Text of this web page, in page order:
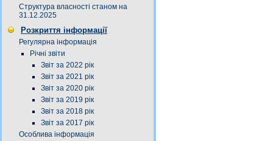
Структура власності станом на
31.12.2025
Розкриття інформації
Регулярна інформація
Річні звіти
Звіт за 2022 рік
Звіт за 2021 рік
Звіт за 2020 рік
Звіт за 2019 рік
Звіт за 2018 рік
Звіт за 2017 рік
Особлива інформація